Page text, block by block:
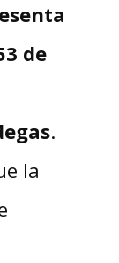
de
.
la